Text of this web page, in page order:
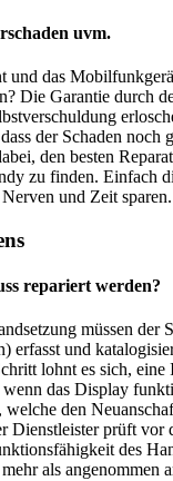
uvm.
und das
Die Garantie durch
der Schaden noch
den besten
zu finden. Einfach
und Zeit sparen.
repariert werden?
müssen der
erfasst und
lohnt es sich, eine
das Display
den
Dienstleister prüft vor
des
als angenommen